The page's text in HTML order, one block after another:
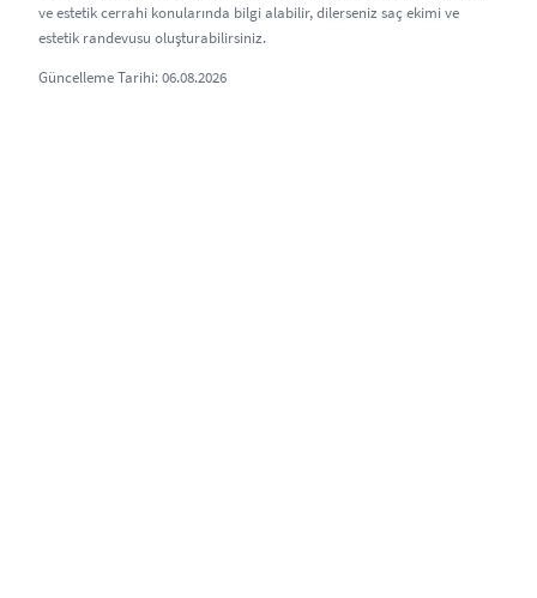
ve estetik cerrahi konularında bilgi alabilir, dilerseniz saç ekimi ve
estetik randevusu oluşturabilirsiniz.
Güncelleme Tarihi: 06.08.2026